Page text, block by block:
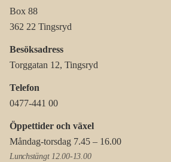
Box 88
362 22 Tingsryd
Besöksadress
Torggatan 12, Tingsryd
Telefon
0477-441 00
Öppettider och växel
Måndag-torsdag 7.45 – 16.00
Lunchstängt 12.00-13.00